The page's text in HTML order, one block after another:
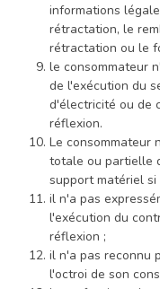
informations
rétractation, le
rétractation ou le
le consommateur
de l'exécution du
d'électricité ou de
réflexion.
Le consommateur
totale ou partielle
support matériel si
il n'a pas
l'exécution du
réflexion ;
il n'a pas reconnu
l'octroi de son